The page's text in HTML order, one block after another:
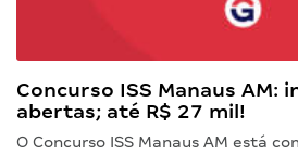
Concurso ISS Manaus AM:
abertas; até R$ 27 mil!
O Concurso ISS Manaus AM está